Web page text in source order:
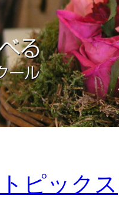
ピックス